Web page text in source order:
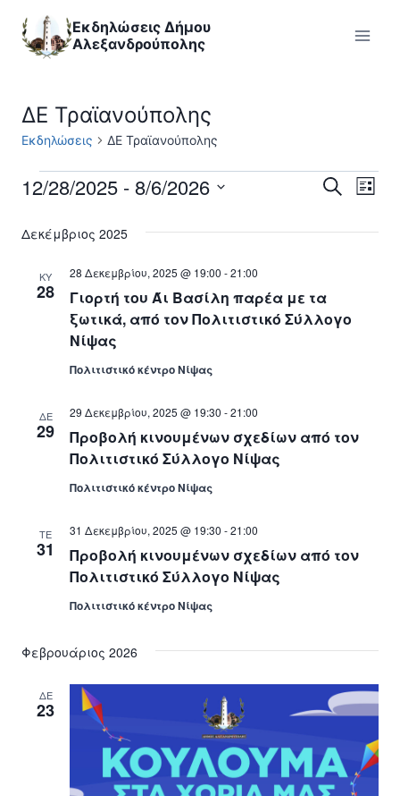
content
Εκδηλώσεις Δήμου
Αλεξανδρούπολης
ΔΕ Τραϊανούπολης
Εκδηλώσεις ΔΕ Τραϊανούπολης
Εκδηλώσεις
Views
Αναζήτηση
Λίστα
12/28/2025 - 8/6/2026
ημερομηνία
Δεκέμβριος 2025
ΚΥ
28
Γιορτή του Άι Βασίλη παρέα με τα
ξωτικά, από τον Πολιτιστικό Σύλλογο
Νίψας
28 Δεκεμβρίου, 2025 @ 19:00 -21:00
Πολιτιστικό κέντρο Νίψας
ΔΕ
29
Προβολή κινουμένων σχεδίων από τον
Πολιτιστικό Σύλλογο Νίψας
29 Δεκεμβρίου, 2025 @ 19:30 -21:00
Πολιτιστικό κέντρο Νίψας
ΤΕ
31
Προβολή κινουμένων σχεδίων από τον
Πολιτιστικό Σύλλογο Νίψας
31 Δεκεμβρίου, 2025 @ 19:30 -21:00
Πολιτιστικό κέντρο Νίψας
Φεβρουάριος 2026
ΔΕ
23